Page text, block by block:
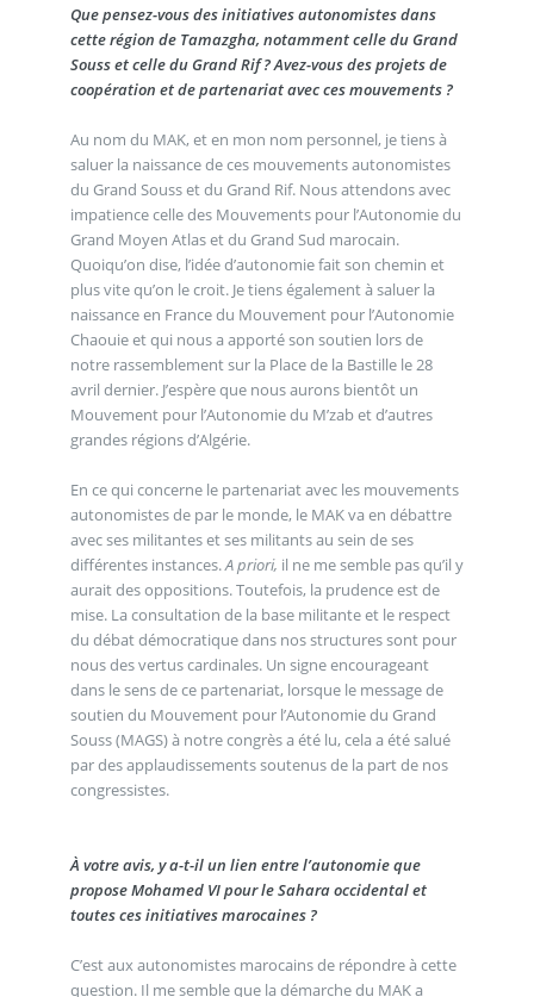
Que pensez-vous des initiatives autonomistes dans
cette région de Tamazgha, notamment celle du Grand
Souss et celle du Grand Rif ? Avez-vous des projets de
coopération et de partenariat avec ces mouvements ?
Au nom du MAK, et en mon nom personnel, je tiens à
saluer la naissance de ces mouvements autonomistes
du Grand Souss et du Grand Rif. Nous attendons avec
impatience celle des Mouvements pour l’Autonomie du
Grand Moyen Atlas et du Grand Sud marocain.
Quoiqu’on dise, l’idée d’autonomie fait son chemin et
plus vite qu’on le croit. Je tiens également à saluer la
naissance en France du Mouvement pour l’Autonomie
Chaouie et qui nous a apporté son soutien lors de
notre rassemblement sur la Place de la Bastille le 28
avril dernier. J’espère que nous aurons bientôt un
Mouvement pour l’Autonomie du M’zab et d’autres
grandes régions d’Algérie.
En ce qui concerne le partenariat avec les mouvements
autonomistes de par le monde, le MAK va en débattre
avec ses militantes et ses militants au sein de ses
différentes instances.A priori, il ne me semble pas qu’il y
aurait des oppositions. Toutefois, la prudence est de
mise. La consultation de la base militante et le respect
du débat démocratique dans nos structures sont pour
nous des vertus cardinales. Un signe encourageant
dans le sens de ce partenariat, lorsque le message de
soutien du Mouvement pour l’Autonomie du Grand
Souss (MAGS) à notre congrès a été lu, cela a été salué
par des applaudissements soutenus de la part de nos
congressistes.
À votre avis, y a-t-il un lien entre l’autonomie que
propose Mohamed VI pour le Sahara occidental et
toutes ces initiatives marocaines ?
C’est aux autonomistes marocains de répondre à cette
question. Il me semble que la démarche du MAK a